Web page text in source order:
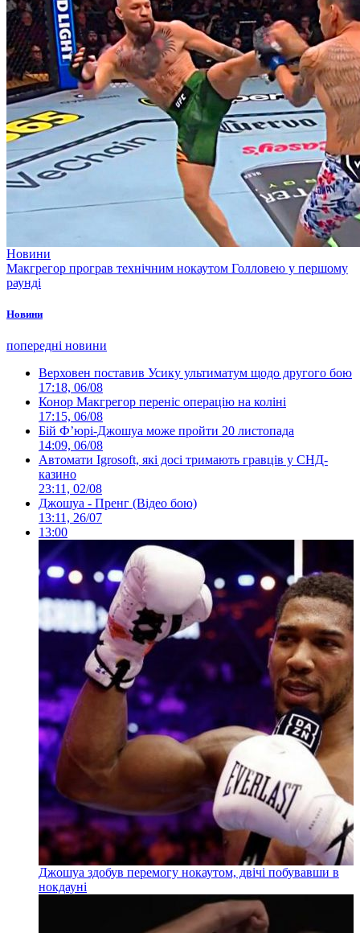
Новини
Макгрегор програв технічним нокаутом Голловею у першому
раунді
Новини
попередні новини
Верховен поставив Усику ультиматум щодо другого бою
17:18, 06/08
Конор Макгрегор переніс операцію на коліні
17:15, 06/08
Бій Ф’юрі-Джошуа може пройти 20 листопада
14:09, 06/08
Автомати Igrosoft, які досі тримають гравців у СНД-
казино
23:11, 02/08
Джошуа - Пренг (Відео бою)
13:11, 26/07
13:00
Джошуа здобув перемогу нокаутом, двічі побувавши в
нокдауні